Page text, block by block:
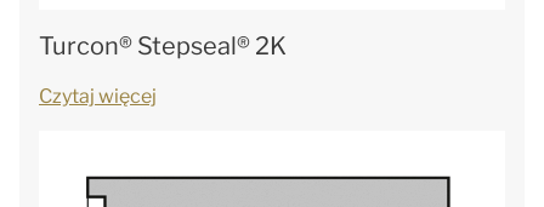
Turcon® Stepseal® 2K
Czytaj więcej